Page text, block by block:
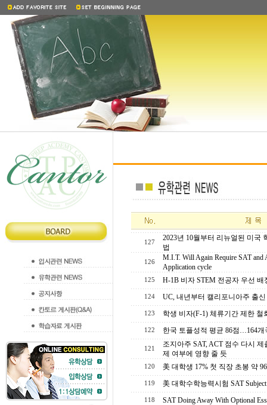
127
2023년 10월부터 리뉴얼된 미국
법
126
M.I.T. Will Again Require SAT and
Application cycle
125 H-1B 비자 STEM 전공자 우선 배
124 UC, 내년부터 캘리포니아주 출
123 학생 비자(F-1) 체류기간 제한 철
122 한국 토플성적 평균 86점…164개
121
조지아주 SAT, ACT 점수 다시
제 여부에 영향 줄 듯
120 美 대학생 17% 첫 직장 초봉 약
119 美 대학수학능력시험 SAT
118 SAT Doing Away With Optional